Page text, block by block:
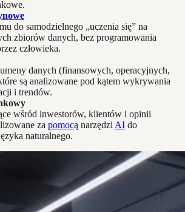
do samodzielnego „uczenia się” na
zbiorów danych, bez programowania
człowieka.
danych (finansowych, operacyjnych,
są analizowane pod kątem wykrywania
i trendów.
wśród inwestorów, klientów i opinii
za pomocą narzędzi AI do
naturalnego.